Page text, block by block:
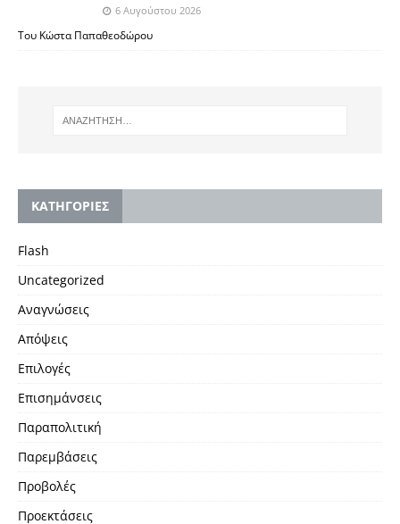
6 Αυγούστου 2026
Του Κώστα Παπαθεοδώρου
KΑΤΗΓΟΡΙΕΣ
Flash
Uncategorized
Αναγνώσεις
Απόψεις
Επιλογές
Επισημάνσεις
Παραπολιτική
Παρεμβάσεις
Προβολές
Προεκτάσεις